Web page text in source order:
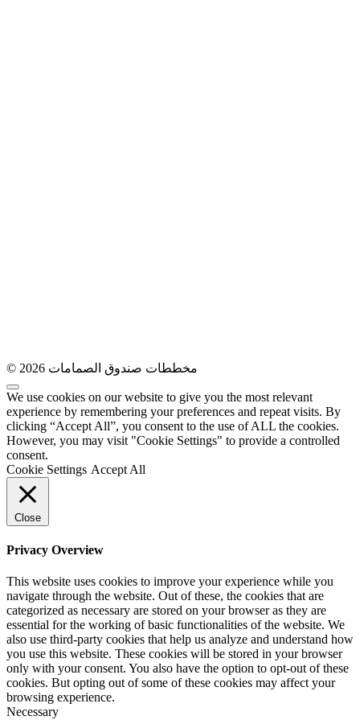
© 2026 مخططات صندوق الصمامات
We use cookies on our website to give you the most relevant
experience by remembering your preferences and repeat visits. By
clicking “Accept All”, you consent to the use of ALL the cookies.
However, you may visit "Cookie Settings" to provide a controlled
consent.
Cookie Settings Accept All
Close
Privacy Overview
This website uses cookies to improve your experience while you
navigate through the website. Out of these, the cookies that are
categorized as necessary are stored on your browser as they are
essential for the working of basic functionalities of the website. We
also use third-party cookies that help us analyze and understand how
you use this website. These cookies will be stored in your browser
only with your consent. You also have the option to opt-out of these
cookies. But opting out of some of these cookies may affect your
browsing experience.
Necessary